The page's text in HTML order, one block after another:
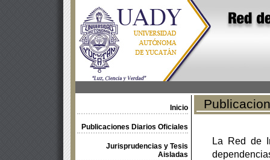
Inicio
Publicaciones Diarios Oficiales
Jurisprudencias y Tesis
Aisladas
La Red de